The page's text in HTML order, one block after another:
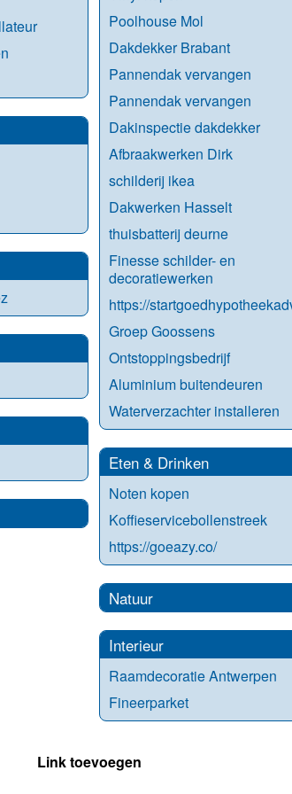
Poolhouse Mol
Dakdekker Brabant
Pannendak vervangen
Pannendak vervangen
Dakinspectie dakdekker
Afbraakwerken Dirk
schilderij ikea
Dakwerken Hasselt
thuisbatterij deurne
Finesse schilder- en
decoratiewerken
https://
Groep Goossens
Ontstoppingsbedrijf
Aluminium buitendeuren
Waterverzachter installeren
Eten & Drinken
Noten kopen
Koffieservicebollenstreek
https://goeazy.co/
Natuur
Interieur
Raamdecoratie Antwerpen
Fineerparket
Link toevoegen